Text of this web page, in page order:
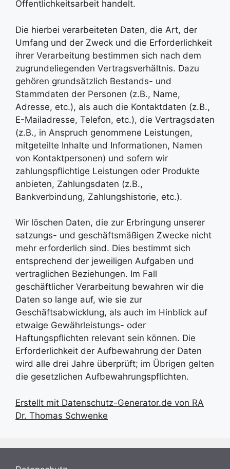
Öffentlichkeitsarbeit handelt.
Die hierbei verarbeiteten Daten, die Art, der
Umfang und der Zweck und die Erforderlichkeit
ihrer Verarbeitung bestimmen sich nach dem
zugrundeliegenden Vertragsverhältnis. Dazu
gehören grundsätzlich Bestands- und
Stammdaten der Personen (z.B., Name,
Adresse, etc.), als auch die Kontaktdaten (z.B.,
E-Mailadresse, Telefon, etc.), die Vertragsdaten
(z.B., in Anspruch genommene Leistungen,
mitgeteilte Inhalte und Informationen, Namen
von Kontaktpersonen) und sofern wir
zahlungspflichtige Leistungen oder Produkte
anbieten, Zahlungsdaten (z.B.,
Bankverbindung, Zahlungshistorie, etc.).
Wir löschen Daten, die zur Erbringung unserer
satzungs- und geschäftsmäßigen Zwecke nicht
mehr erforderlich sind. Dies bestimmt sich
entsprechend der jeweiligen Aufgaben und
vertraglichen Beziehungen. Im Fall
geschäftlicher Verarbeitung bewahren wir die
Daten so lange auf, wie sie zur
Geschäftsabwicklung, als auch im Hinblick auf
etwaige Gewährleistungs- oder
Haftungspflichten relevant sein können. Die
Erforderlichkeit der Aufbewahrung der Daten
wird alle drei Jahre überprüft; im Übrigen gelten
die gesetzlichen Aufbewahrungspflichten.
Erstellt mit Datenschutz-Generator.de von RA
Dr. Thomas Schwenke